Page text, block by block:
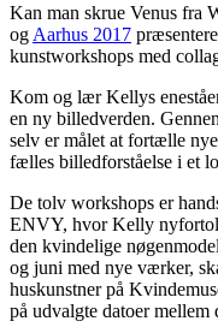
Kan man skrue Venus fra
og Aarhus 2017
kunstworkshops med
Kom og lær Kellys
en ny billedverden.
selv er målet at fortælle
fælles billedforståelse i et
De tolv workshops er
ENVY, hvor Kelly
den kvindelige
og juni med nye værker,
huskunstner på
på udvalgte datoer